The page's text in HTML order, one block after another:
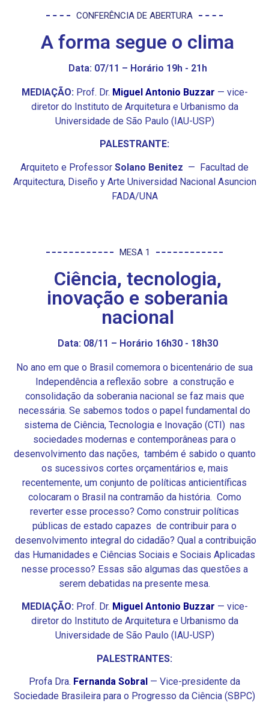
CONFERÊNCIA DE ABERTURA
A forma segue o clima
Data: 07/11 – Horário 19h - 21h
MEDIAÇÃO: Prof. Dr. Miguel Antonio Buzzar — vice-
diretor do Instituto de Arquitetura e Urbanismo da
Universidade de São Paulo (IAU-USP)
PALESTRANTE:
Arquiteto e Professor Solano Benitez — Facultad de
Arquitectura, Diseño y Arte Universidad Nacional Asuncion
FADA/UNA
MESA 1
Ciência, tecnologia,
inovação e soberania
nacional
Data: 08/11 – Horário 16h30 - 18h30
No ano em que o Brasil comemora o bicentenário de sua
Independência a reflexão sobre a construção e
consolidação da soberania nacional se faz mais que
necessária. Se sabemos todos o papel fundamental do
sistema de Ciência, Tecnologia e Inovação (CTI) nas
sociedades modernas e contemporâneas para o
desenvolvimento das nações, também é sabido o quanto
os sucessivos cortes orçamentários e, mais
recentemente, um conjunto de políticas anticientíficas
colocaram o Brasil na contramão da história. Como
reverter esse processo? Como construir políticas
públicas de estado capazes de contribuir para o
desenvolvimento integral do cidadão? Qual a contribuição
das Humanidades e Ciências Sociais e Sociais Aplicadas
nesse processo? Essas são algumas das questões a
serem debatidas na presente mesa.
MEDIAÇÃO: Prof. Dr. Miguel Antonio Buzzar — vice-
diretor do Instituto de Arquitetura e Urbanismo da
Universidade de São Paulo (IAU-USP)
PALESTRANTES:
Profa Dra. Fernanda Sobral — Vice-presidente da
Sociedade Brasileira para o Progresso da Ciência (SBPC)